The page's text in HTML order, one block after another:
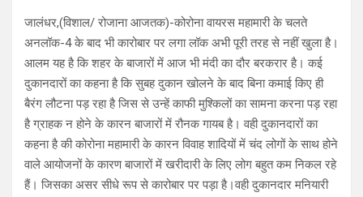
जालंधर,(विशाल/ रोजाना आजतक)-कोरोना वायरस महामारी के चलते
अनलॉक-4 के बाद भी कारोबार पर लगा लॉक अभी पूरी तरह से नहीं खुला है।
आलम यह है कि शहर के बाजारों में आज भी मंदी का दौर बरकरार है। कई
दुकानदारों का कहना है कि सुबह दुकान खोलने के बाद बिना कमाई किए ही
बैरंग लौटना पड़ रहा है जिस से उन्हें काफी मुश्किलों का सामना करना पड़ रहा
है ग्राहक न होने के कारन बाजारों में रौनक गायब है। वही दुकानदारों का
कहना है की कोरोना महामारी के कारन विवाह शादियों में चंद लोगों के साथ होने
वाले आयोजनों के कारण बाजारों में खरीदारी के लिए लोग बहुत कम निकल रहे
हैं। जिसका असर सीधे रूप से कारोबार पर पड़ा है।वही दुकानदार मनियारी